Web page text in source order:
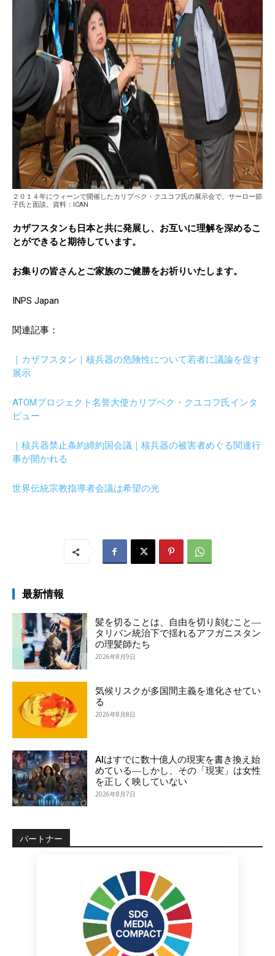
２０１４年にウィーンで開催したカリプベク・クユコフ氏の展示会で、サーロー節
子氏と面談。資料：ICAN
カザフスタンも日本と共に発展し、お互いに理解を深めるこ
とができると期待しています。
お集りの皆さんとご家族のご健勝をお祈りいたします。
INPS Japan
関連記事：
｜カザフスタン｜核兵器の危険性について若者に議論を促す
展示
ATOMプロジェクト名誉大使カリプベク・クユコフ氏インタ
ビュー
｜核兵器禁止条約締約国会議｜核兵器の被害者めぐる関連行
事が開かれる
世界伝統宗教指導者会議は希望の光
最新情報
髪を切ることは、自由を切り刻むこと―
タリバン統治下で揺れるアフガニスタン
の理髪師たち
2026年8月9日
気候リスクが多国間主義を進化させてい
る
2026年8月8日
AIはすでに数十億人の現実を書き換え始
めている―しかし、その「現実」は女性
を正しく映していない
2026年8月7日
パートナー